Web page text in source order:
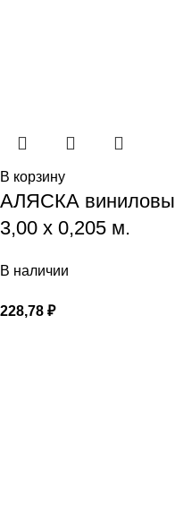
В корзину
АЛЯСКА
3,00 х 0,205 м.
В наличии
228,78 ₽